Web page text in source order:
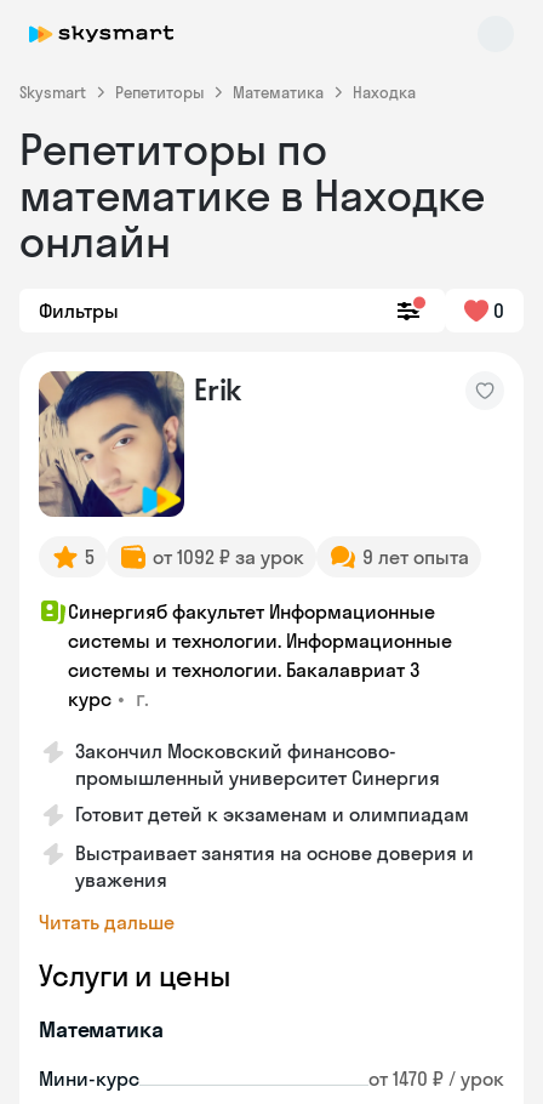
Skysmart Репетиторы Математика Находка
Репетиторы по
математике в Находке
онлайн
Фильтры 0
Erik
5 от 1092 ₽ за урок 9 лет опыта
Синергияб факультет Информационные
системы и технологии. Информационные
системы и технологии. Бакалавриат 3
курс • г.
Закончил Московский финансово-
промышленный университет Синергия
Готовит детей к экзаменам и олимпиадам
Выстраивает занятия на основе доверия и
уважения
Читать дальше
Услуги и цены
Математика
Мини-курс от 1470 ₽ / урок
Skysmart Chat